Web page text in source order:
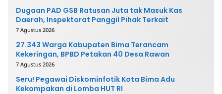
Dugaan PAD GSB Ratusan Juta tak Masuk Kas
Daerah, Inspektorat Panggil Pihak Terkait
7 Agustus 2026
27.343 Warga Kabupaten Bima Terancam
Kekeringan, BPBD Petakan 40 Desa Rawan
7 Agustus 2026
Seru! Pegawai Diskominfotik Kota Bima Adu
Kekompakan di Lomba HUT RI